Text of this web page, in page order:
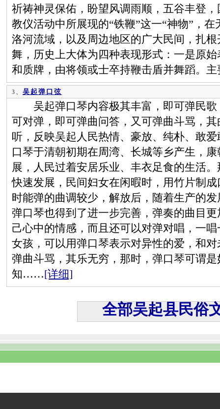
祈祷神灵保佑，盼望风调雨顺，五谷丰登
教仪活动中所展现的“铁鞭”这一“神物”，
洛河流域，以及周边地区的广大民间，扎
舞，历史上大体为四种表现形式：一是原
和质牌，由将领或士卒持鞭击盾并舞蹈。
3、 吴起弹口弦
吴起弹口琴内容极其丰富，即可弹民歌
可对弹，即可弹曲问答，又可弹曲斗骂，
听，反映吴起人民热情、豪放、纯朴、敢
口琴于清朝初期在周湾、长城等乡产生，
展，人民过着安居乐业、丰衣足食的生活
快速发展，民间妇女在闲暇时，用竹片制
时能弹的曲调较少，解放后，随着生产的
弹口琴也得到了进一步完善，弹奏的曲目
己心中的情感，而且还可以对弹对唱，一
女孩，可以用弹口琴表示对异性的爱，和
弹曲斗骂，其乐无穷，那时，弹口琴可谓
知……[详细]
全部吴起县民俗